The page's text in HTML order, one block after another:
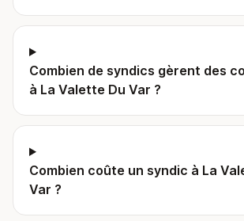
Combien de syndics gèrent des
à La Valette Du Var ?
Combien coûte un syndic à La
Var ?